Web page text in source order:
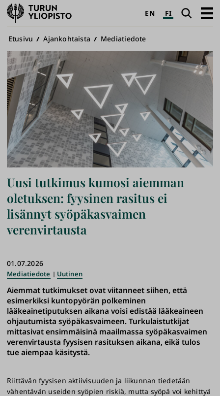
Turun
yliopisto
EN FI Haku
Avaa
Murupolku
Etusivu Ajankohtaista Mediatiedote
Uusi tutkimus kumosi aiemman
oletuksen: fyysinen rasitus ei
lisännyt syöpäkasvaimen
verenvirtausta
01.07.2026
Mediatiedote Uutinen
Aiemmat tutkimukset ovat viitanneet siihen, että
esimerkiksi kuntopyörän polkeminen
lääkeainetiputuksen aikana voisi edistää lääkeaineen
ohjautumista syöpäkasvaimeen. Turkulaistutkijat
mittasivat ensimmäisinä maailmassa syöpäkasvaimen
verenvirtausta fyysisen rasituksen aikana, eikä tulos
tue aiempaa käsitystä.
Riittävän fyysisen aktiivisuuden ja liikunnan tiedetään
vähentävän useiden syöpien riskiä, mutta syöpä voi kehittyä